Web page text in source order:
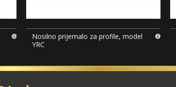
Nosilno prijemalo za profile, model
YRC